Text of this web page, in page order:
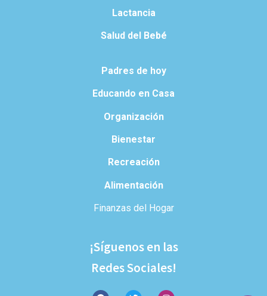
Lactancia
Salud del Bebé
Padres de hoy
Educando en Casa
Organización
Bienestar
Recreación
Alimentación
Finanzas del Hogar
¡Síguenos en las
Redes Sociales!